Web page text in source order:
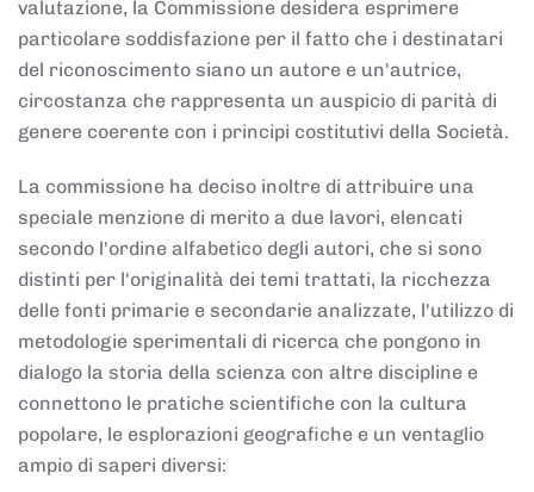
valutazione, la Commissione desidera esprimere
particolare soddisfazione per il fatto che i destinatari
del riconoscimento siano un autore e un'autrice,
circostanza che rappresenta un auspicio di parità di
genere coerente con i principi costitutivi della Società.
La commissione ha deciso inoltre di attribuire una
speciale menzione di merito a due lavori, elencati
secondo l'ordine alfabetico degli autori, che si sono
distinti per l'originalità dei temi trattati, la ricchezza
delle fonti primarie e secondarie analizzate, l'utilizzo di
metodologie sperimentali di ricerca che pongono in
dialogo la storia della scienza con altre discipline e
connettono le pratiche scientifiche con la cultura
popolare, le esplorazioni geografiche e un ventaglio
ampio di saperi diversi: